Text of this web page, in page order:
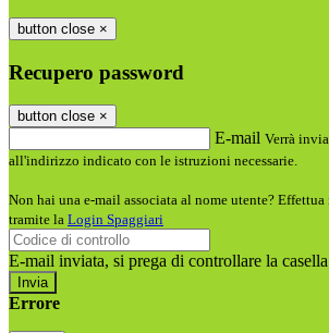
button close ×
Recupero password
button close ×
E-mail Verrà
all'indirizzo indicato con le istruzioni necessarie.
Non hai una e-mail associata al nome utente?
tramite la Login Spaggiari
E-mail inviata, si prega di controllare la
Errore